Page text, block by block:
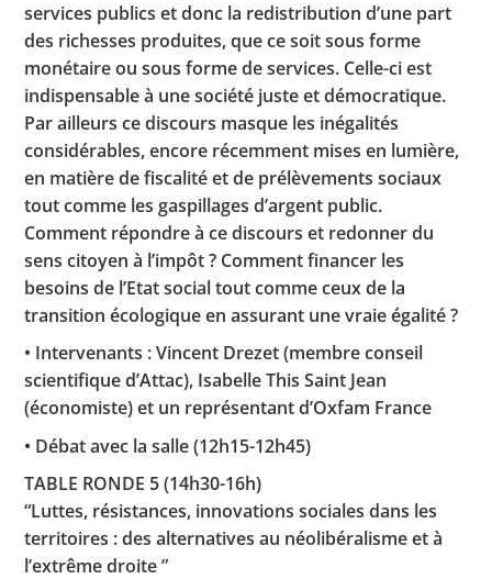
services publics et donc la redistribution d’une part
des richesses produites, que ce soit sous forme
monétaire ou sous forme de services. Celle-ci est
indispensable à une société juste et démocratique.
Par ailleurs ce discours masque les inégalités
considérables, encore récemment mises en lumière,
en matière de fiscalité et de prélèvements sociaux
tout comme les gaspillages d’argent public.
Comment répondre à ce discours et redonner du
sens citoyen à l’impôt ? Comment financer les
besoins de l’Etat social tout comme ceux de la
transition écologique en assurant une vraie égalité ?
• Intervenants : Vincent Drezet (membre conseil
scientifique d’Attac), Isabelle This Saint Jean
(économiste) et un représentant d’Oxfam France
• Débat avec la salle (12h15-12h45)
TABLE RONDE 5 (14h30-16h)
“Luttes, résistances, innovations sociales dans les
territoires : des alternatives au néolibéralisme et à
l’extrême droite ”